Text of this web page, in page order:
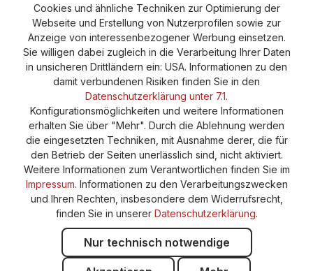
Barrierefreiheitserklärung
Cookies und ähnliche Techniken zur Optimierung der
Webseite und Erstellung von Nutzerprofilen sowie zur
Anzeige von interessenbezogener Werbung einsetzen.
Sie willigen dabei zugleich in die Verarbeitung Ihrer Daten
in unsicheren Drittländern ein: USA. Informationen zu den
damit verbundenen Risiken finden Sie in den
Datenschutzerklärung unter 7.1.
Konfigurationsmöglichkeiten und weitere Informationen
erhalten Sie über "Mehr". Durch die Ablehnung werden
die eingesetzten Techniken, mit Ausnahme derer, die für
den Betrieb der Seiten unerlässlich sind, nicht aktiviert.
Weitere Informationen zum Verantwortlichen finden Sie im
Impressum. Informationen zu den Verarbeitungszwecken
und Ihren Rechten, insbesondere dem Widerrufsrecht,
finden Sie in unserer Datenschutzerklärung.
Nur technisch notwendige